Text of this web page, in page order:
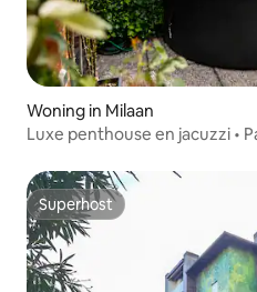
Woning in Milaan
Luxe penthouse en jacuzzi •
Superhost
Superhost